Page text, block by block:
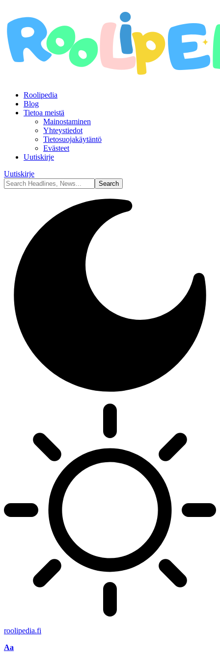
Roolipedia
Blog
Tietoa meistä
Mainostaminen
Yhteystiedot
Tietosuojakäytäntö
Evästeet
Uutiskirje
Uutiskirje
roolipedia.fi
Font
Aa